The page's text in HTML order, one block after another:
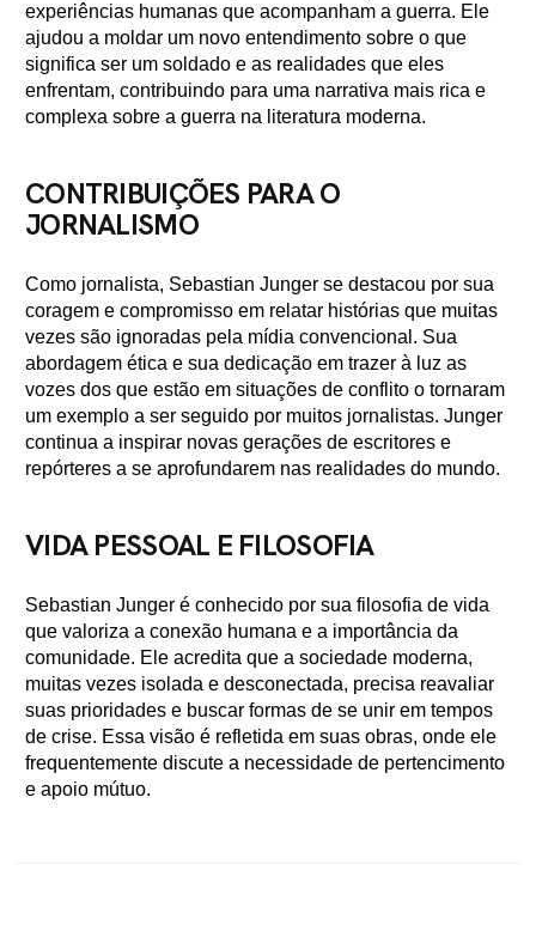
experiências humanas que acompanham a guerra. Ele
ajudou a moldar um novo entendimento sobre o que
significa ser um soldado e as realidades que eles
enfrentam, contribuindo para uma narrativa mais rica e
complexa sobre a guerra na literatura moderna.
CONTRIBUIÇÕES PARA O
JORNALISMO
Como jornalista, Sebastian Junger se destacou por sua
coragem e compromisso em relatar histórias que muitas
vezes são ignoradas pela mídia convencional. Sua
abordagem ética e sua dedicação em trazer à luz as
vozes dos que estão em situações de conflito o tornaram
um exemplo a ser seguido por muitos jornalistas. Junger
continua a inspirar novas gerações de escritores e
repórteres a se aprofundarem nas realidades do mundo.
VIDA PESSOAL E FILOSOFIA
Sebastian Junger é conhecido por sua filosofia de vida
que valoriza a conexão humana e a importância da
comunidade. Ele acredita que a sociedade moderna,
muitas vezes isolada e desconectada, precisa reavaliar
suas prioridades e buscar formas de se unir em tempos
de crise. Essa visão é refletida em suas obras, onde ele
frequentemente discute a necessidade de pertencimento
e apoio mútuo.